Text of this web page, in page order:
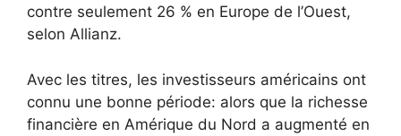
contre seulement 26 % en Europe de l’Ouest,
selon Allianz.
Avec les titres, les investisseurs américains ont
connu une bonne période: alors que la richesse
financière en Amérique du Nord a augmenté en